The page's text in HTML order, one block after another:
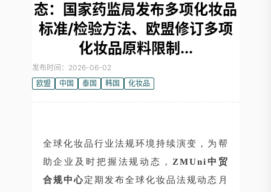
态：国家药监局发布多项化妆品
标准/检验方法、欧盟修订多项
化妆品原料限制...
发布时间：2026-06-02
欧盟
中国 泰国 韩国 化妆品
全球化妆品行业法规环境持续演变，为帮
助企业及时把握法规动态， ZMUni中贸
合规中心定期发布全球化妆品法规动态月